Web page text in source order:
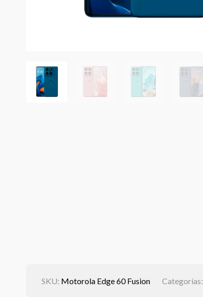
SKU: Motorola Edge 60 Fusion Categorías: